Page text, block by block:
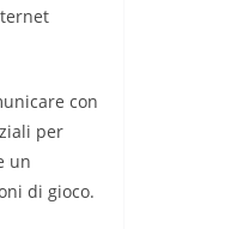
con
per
un
di gioco.